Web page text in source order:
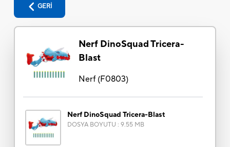
GERİ
Nerf DinoSquad Tricera-
Blast
Nerf(F0803)
Nerf DinoSquad Tricera-Blast
DOSYA BOYUTU : 9.55 MB